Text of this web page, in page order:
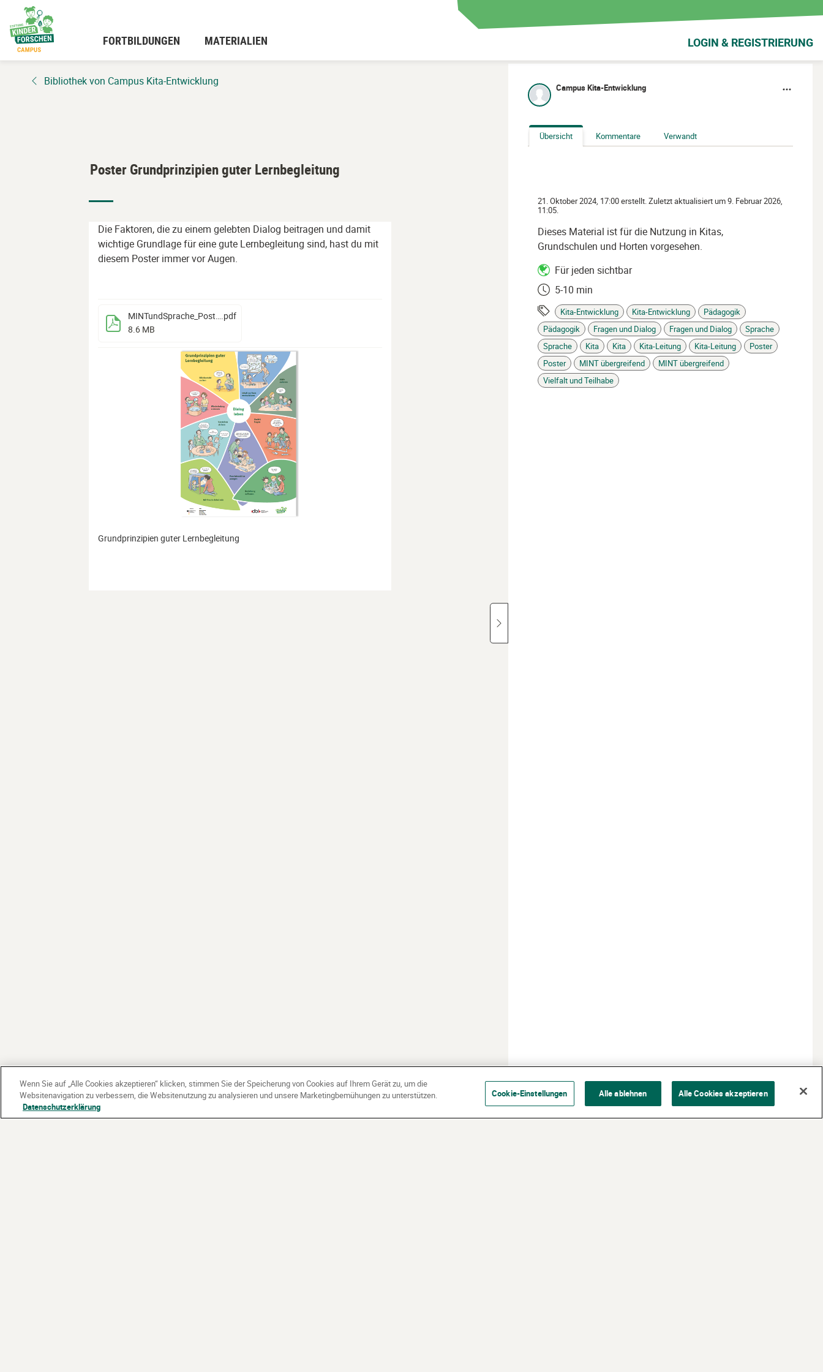
Hauptinhalt
wechseln
FORTBILDUNGEN MATERIALIEN LOGIN & REGISTRIERUNG
Bibliothek von Campus Kita-Entwicklung
Poster Grundprinzipien guter Lernbegleitung
Die Faktoren, die zu einem gelebten Dialog beitragen und damit
wichtige Grundlage für eine gute Lernbegleitung sind, hast du mit
diesem Poster immer vor Augen.
MINTundSprache_Poster_Lernbegleitung.pdf
8.6 MB
Grundprinzipien guter Lernbegleitung
Campus Kita-Entwicklung
Übersicht Kommentare Verwandt
21. Oktober 2024, 17:00 erstellt. Zuletzt aktualisiert um 9. Februar 2026,
11:05.
Dieses Material ist für die Nutzung in Kitas,
Grundschulen und Horten vorgesehen.
Für jeden sichtbar
Zeit 5-10 min
Tags
Kita-Entwicklung Kita-Entwicklung
Pädagogik
Pädagogik
Fragen und Dialog Fragen und Dialog
Sprache
Sprache
Kita Kita Kita-Leitung Kita-Leitung
Poster
Poster
MINT übergreifend
MINT übergreifend
Vielfalt und Teilhabe
Wenn Sie auf „Alle Cookies akzeptieren“ klicken, stimmen Sie der Speicherung von Cookies auf Ihrem Gerät zu, um die
Websitenavigation zu verbessern, die Websitenutzung zu analysieren und unsere Marketingbemühungen zu unterstützen.
Datenschutzerklärung
Cookie-Einstellungen Alle ablehnen Alle Cookies akzeptieren